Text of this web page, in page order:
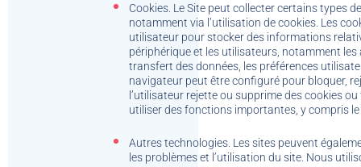
Cookies. Le Site peut collecter certains types
notamment via l’utilisation de cookies. Les
utilisateur pour stocker des informations
périphérique et les utilisateurs, notamment les
transfert des données, les préférences
navigateur peut être configuré pour bloquer,
l’utilisateur rejette ou supprime des cookies
utiliser des fonctions importantes, y compris
Autres technologies. Les sites peuvent
les problèmes et l’utilisation du site. Nous